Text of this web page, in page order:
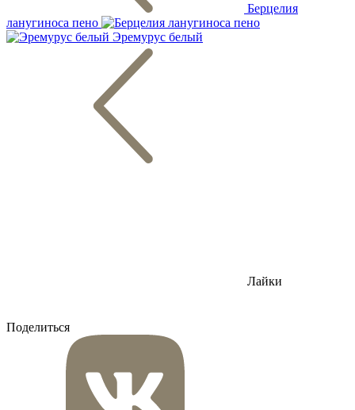
Берцелия
ланугиноса пено
Эремурус белый
Лайки
Поделиться